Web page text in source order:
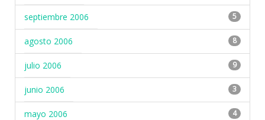
septiembre 2006 5
agosto 2006 8
julio 2006 9
junio 2006 3
mayo 2006 4